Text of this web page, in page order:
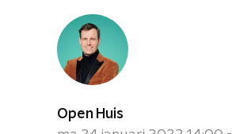
Open Huis